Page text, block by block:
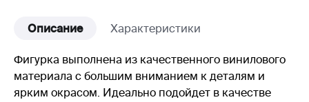
Описание Характеристики
Фигурка выполнена из качественного винилового
материала с большим вниманием к деталям и
ярким окрасом. Идеально подойдет в качестве